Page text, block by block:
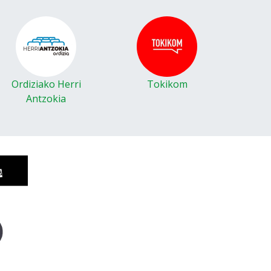
Ordiziako Herri
Antzokia
Tokikom